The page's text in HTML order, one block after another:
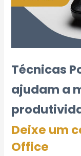
Técnicas
ajudam a
Deixe um
Office